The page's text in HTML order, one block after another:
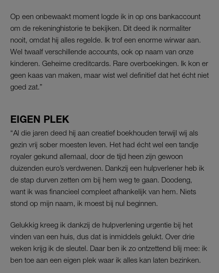
Op een onbewaakt moment logde ik in op ons bankaccount
om de rekeninghistorie te bekijken. Dit deed ik normaliter
nooit, omdat hij alles regelde. Ik trof een enorme wirwar aan.
Wel twaalf verschillende accounts, ook op naam van onze
kinderen. Geheime creditcards. Rare overboekingen. Ik kon er
geen kaas van maken, maar wist wel definitief dat het écht niet
goed zat.”
EIGEN PLEK
“Al die jaren deed hij aan creatief boekhouden terwijl wij als
gezin vrij sober moesten leven. Het had écht wel een tandje
royaler gekund allemaal, door de tijd heen zijn gewoon
duizenden euro’s verdwenen. Dankzij een hulpverlener heb ik
de stap durven zetten om bij hem weg te gaan. Doodeng,
want ik was financieel compleet afhankelijk van hem. Niets
stond op mijn naam, ik moest bij nul beginnen.
Gelukkig kreeg ik dankzij de hulpverlening urgentie bij het
vinden van een huis, dus dat is inmiddels gelukt. Over drie
weken krijg ik de sleutel. Daar ben ik zo ontzettend blij mee: ik
ben toe aan een eigen plek waar ik alles kan laten bezinken.